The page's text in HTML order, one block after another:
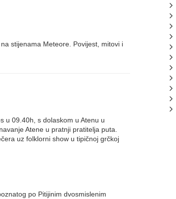
stijenama Meteore. Povijest, mitovi i
u 09.40h, s dolaskom u Atenu u
Atene u pratnji pratitelja puta.
uz folklorni show u tipičnoj grčkoj
po Pitijinim dvosmislenim